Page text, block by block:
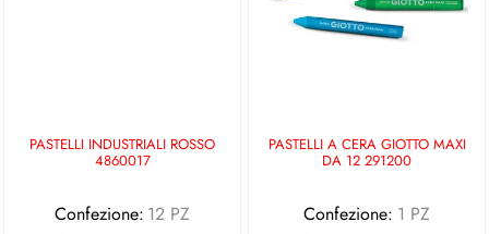
PASTELLI INDUSTRIALI ROSSO
4860017
Confezione: 12 PZ
PASTELLI A CERA GIOTTO MAXI
DA 12 291200
Confezione: 1 PZ